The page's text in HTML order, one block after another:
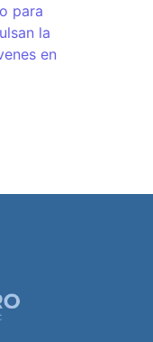
para
la
en